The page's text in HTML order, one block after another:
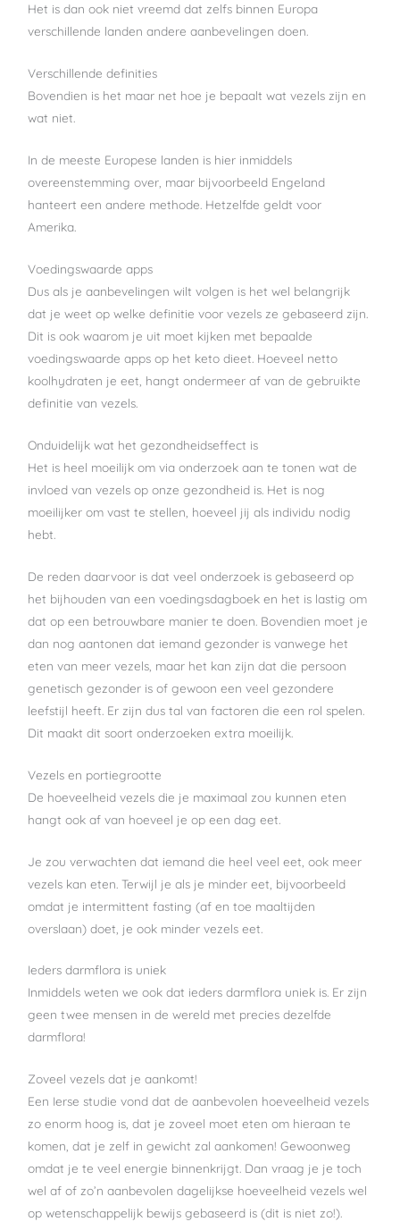
Het is dan ook niet vreemd dat zelfs binnen Europa
verschillende landen andere aanbevelingen doen.
Verschillende definities
Bovendien is het maar net hoe je bepaalt wat vezels zijn en
wat niet.
In de meeste Europese landen is hier inmiddels
overeenstemming over, maar bijvoorbeeld Engeland
hanteert een andere methode. Hetzelfde geldt voor
Amerika.
Voedingswaarde apps
Dus als je aanbevelingen wilt volgen is het wel belangrijk
dat je weet op welke definitie voor vezels ze gebaseerd zijn.
Dit is ook waarom je uit moet kijken met bepaalde
voedingswaarde apps op het keto dieet. Hoeveel netto
koolhydraten je eet, hangt ondermeer af van de gebruikte
definitie van vezels.
Onduidelijk wat het gezondheidseffect is
Het is heel moeilijk om via onderzoek aan te tonen wat de
invloed van vezels op onze gezondheid is. Het is nog
moeilijker om vast te stellen, hoeveel jij als individu nodig
hebt.
De reden daarvoor is dat veel onderzoek is gebaseerd op
het bijhouden van een voedingsdagboek en het is lastig om
dat op een betrouwbare manier te doen. Bovendien moet je
dan nog aantonen dat iemand gezonder is vanwege het
eten van meer vezels, maar het kan zijn dat die persoon
genetisch gezonder is of gewoon een veel gezondere
leefstijl heeft. Er zijn dus tal van factoren die een rol spelen.
Dit maakt dit soort onderzoeken extra moeilijk.
Vezels en portiegrootte
De hoeveelheid vezels die je maximaal zou kunnen eten
hangt ook af van hoeveel je op een dag eet.
Je zou verwachten dat iemand die heel veel eet, ook meer
vezels kan eten. Terwijl je als je minder eet, bijvoorbeeld
omdat je intermittent fasting (af en toe maaltijden
overslaan) doet, je ook minder vezels eet.
Ieders darmflora is uniek
Inmiddels weten we ook dat ieders darmflora uniek is. Er zijn
geen twee mensen in de wereld met precies dezelfde
darmflora!
Zoveel vezels dat je aankomt!
Een Ierse studie vond dat de aanbevolen hoeveelheid vezels
zo enorm hoog is, dat je zoveel moet eten om hieraan te
komen, dat je zelf in gewicht zal aankomen! Gewoonweg
omdat je te veel energie binnenkrijgt. Dan vraag je je toch
wel af of zo’n aanbevolen dagelijkse hoeveelheid vezels wel
op wetenschappelijk bewijs gebaseerd is (dit is niet zo!).